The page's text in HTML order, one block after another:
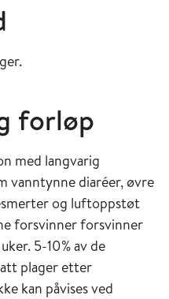
forløp
med langvarig
vanntynne diaréer, øvre
og luftoppstøt
forsvinner forsvinner
5-10% av de
plager etter
kan påvises ved